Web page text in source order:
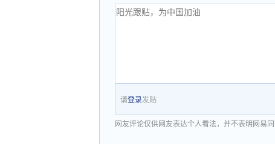
请登录发贴
网友评论仅供网友表达个人看法，并不表明网易